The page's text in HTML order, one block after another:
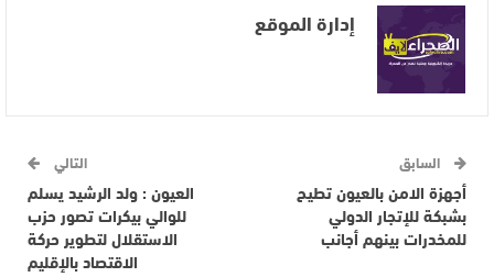
إدارة الموقع
السابق
أجهزة الامن بالعيون تطيح
بشبكة للإتجار الدولي
للمخدرات بينهم أجانب
التالي
العيون : ولد الرشيد يسلم
للوالي بيكرات تصور حزب
الاستقلال لتطوير حركة
الاقتصاد بالإقليم